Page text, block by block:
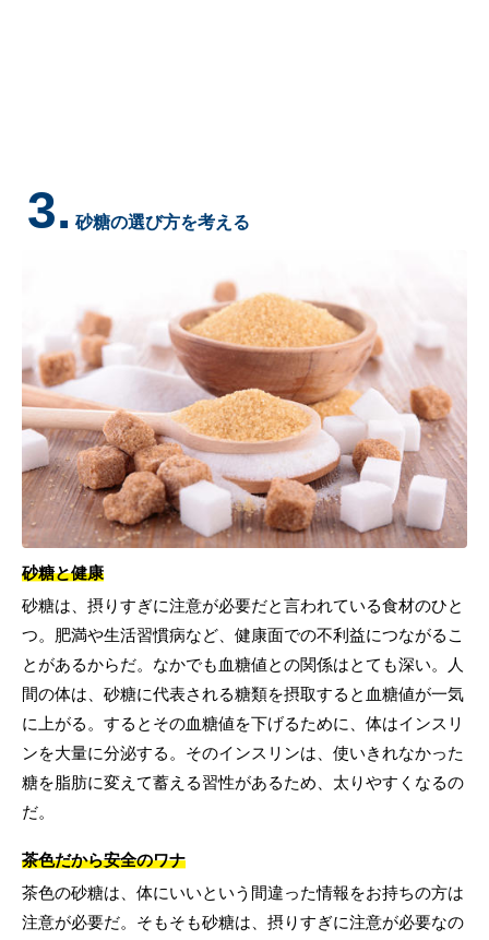
3. 砂糖の選び方を考える
砂糖と健康
砂糖は、摂りすぎに注意が必要だと言われている食材のひと
つ。肥満や生活習慣病など、健康面での不利益につながるこ
とがあるからだ。なかでも血糖値との関係はとても深い。人
間の体は、砂糖に代表される糖類を摂取すると血糖値が一気
に上がる。するとその血糖値を下げるために、体はインスリ
ンを大量に分泌する。そのインスリンは、使いきれなかった
糖を脂肪に変えて蓄える習性があるため、太りやすくなるの
だ。
茶色だから安全のワナ
茶色の砂糖は、体にいいという間違った情報をお持ちの方は
注意が必要だ。そもそも砂糖は、摂りすぎに注意が必要なの